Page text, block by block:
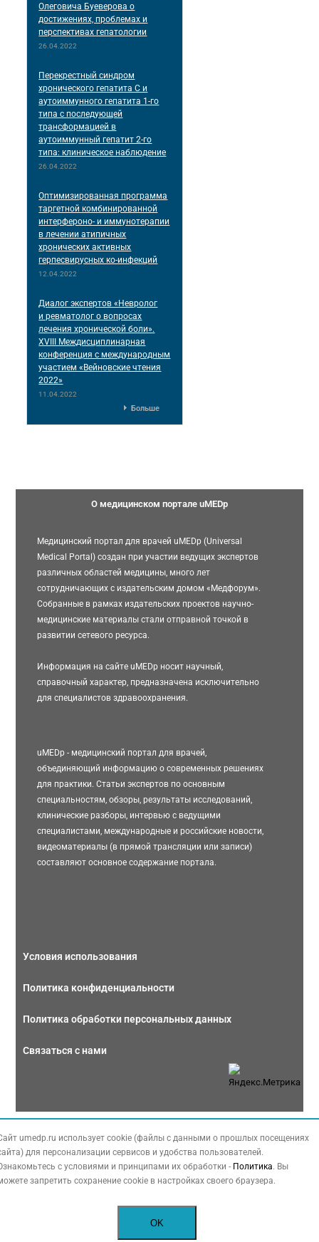
Олеговича Буеверова о
достижениях, проблемах и
перспективах гепатологии
26.04.2022
Перекрестный синдром
хронического гепатита С и
аутоиммунного гепатита 1-го
типа с последующей
трансформацией в
аутоиммунный гепатит 2-го
типа: клиническое наблюдение
26.04.2022
Оптимизированная программа
таргетной комбинированной
интерфероно- и иммунотерапии
в лечении атипичных
хронических активных
герпесвирусных ко-инфекций
12.04.2022
Диалог экспертов «Невролог
и ревматолог о вопросах
лечения хронической боли».
XVIII Междисциплинарная
конференция c международным
участием «Вейновские чтения
2022»
11.04.2022
Больше
О медицинском портале uMEDp
Медицинский портал для врачей uMEDp (Universal
Medical Portal) создан при участии ведущих экспертов
различных областей медицины, много лет
сотрудничающих с издательским домом «Медфорум».
Собранные в рамках издательских проектов научно-
медицинские материалы стали отправной точкой в
развитии сетевого ресурса.
Информация на сайте uMEDp носит научный,
справочный характер, предназначена исключительно
для специалистов здравоохранения.
uMEDp - медицинский портал для врачей,
объединяющий информацию о современных решениях
для практики. Статьи экспертов по основным
специальностям, обзоры, результаты исследований,
клинические разборы, интервью с ведущими
специалистами, международные и российские новости,
видеоматериалы (в прямой трансляции или записи)
составляют основное содержание портала.
Условия использования
Политика конфиденциальности
Политика обработки персональных данных
Связаться с нами
содержит материалы, принадлежащие третьей стороне, охраняемые законом
РФ об авторских правах.
umedp.ru использует cookie (файлы с данными о прошлых посещениях
для персонализации сервисов и удобства пользователей.
с условиями и принципами их обработки - Политика. Вы
запретить сохранение cookie в настройках своего браузера.
OK